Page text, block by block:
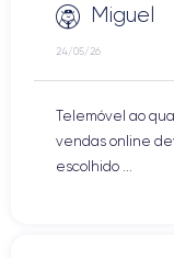
Miguel
24/05/26
Telemóvel ao
vendas online
escolhido ...